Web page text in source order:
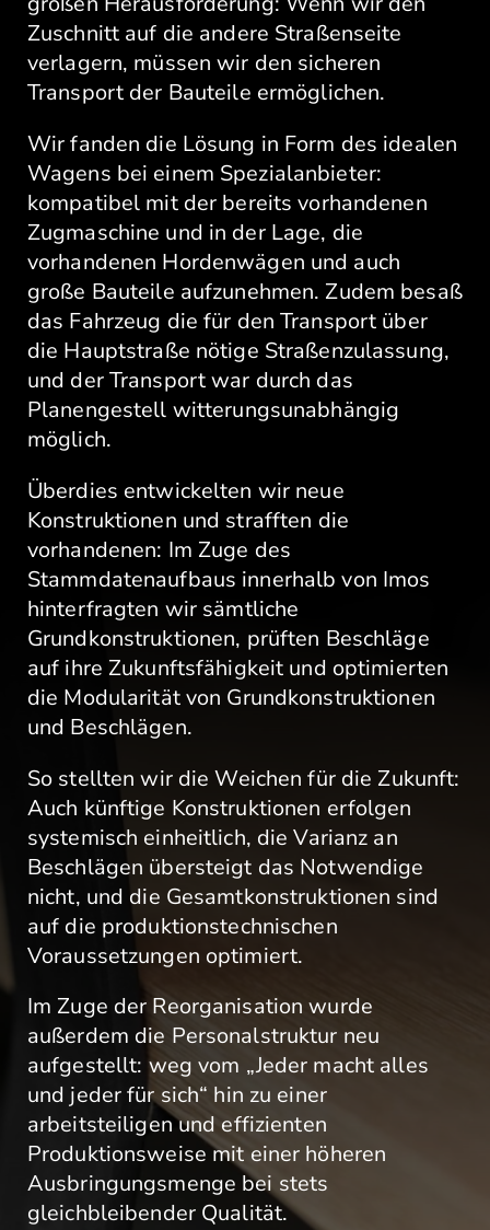
Zuschnitt auf die andere Straßenseite
verlagern, müssen wir den sicheren
Transport der Bauteile ermöglichen.
Wir fanden die Lösung in Form des idealen
Wagens bei einem Spezialanbieter:
kompatibel mit der bereits vorhandenen
Zugmaschine und in der Lage, die
vorhandenen Hordenwägen und auch
große Bauteile aufzunehmen. Zudem besaß
das Fahrzeug die für den Transport über
die Hauptstraße nötige Straßenzulassung,
und der Transport war durch das
Planengestell witterungsunabhängig
möglich.
Überdies entwickelten wir neue
Konstruktionen und strafften die
vorhandenen: Im Zuge des
Stammdatenaufbaus innerhalb von Imos
hinterfragten wir sämtliche
Grundkonstruktionen, prüften Beschläge
auf ihre Zukunftsfähigkeit und optimierten
die Modularität von Grundkonstruktionen
und Beschlägen.
So stellten wir die Weichen für die Zukunft:
Auch künftige Konstruktionen erfolgen
systemisch einheitlich, die Varianz an
Beschlägen übersteigt das Notwendige
nicht, und die Gesamtkonstruktionen sind
auf die produktionstechnischen
Voraussetzungen optimiert.
Im Zuge der Reorganisation wurde
außerdem die Personalstruktur neu
aufgestellt: weg vom „Jeder macht alles
und jeder für sich“ hin zu einer
arbeitsteiligen und effizienten
Produktionsweise mit einer höheren
Ausbringungsmenge bei stets
gleichbleibender Qualität.